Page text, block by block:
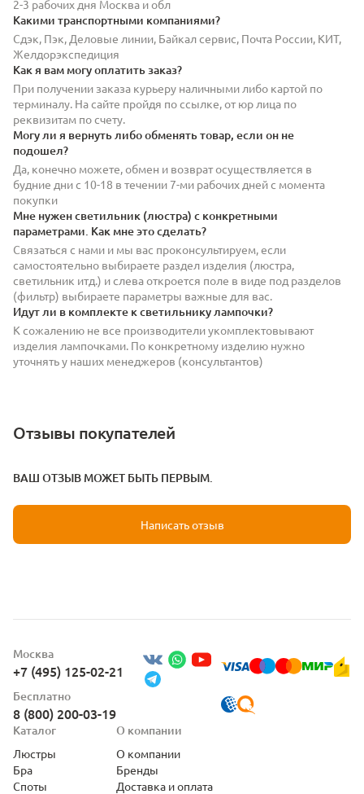
2-3 рабочих дня Москва и обл
Какими транспортными компаниями?
Сдэк, Пэк, Деловые линии, Байкал сервис, Почта России, КИТ,
Желдорэкспедиция
Как я вам могу оплатить заказ?
При получении заказа курьеру наличными либо картой по
терминалу. На сайте пройдя по ссылке, от юр лица по
реквизитам по счету.
Могу ли я вернуть либо обменять товар, если он не
подошел?
Да, конечно можете, обмен и возврат осуществляется в
будние дни с 10-18 в течении 7-ми рабочих дней с момента
покупки
Мне нужен светильник (люстра) с конкретными
параметрами. Как мне это сделать?
Связаться с нами и мы вас проконсультируем, если
самостоятельно выбираете раздел изделия (люстра,
светильник итд.) и слева откроется поле в виде под разделов
(фильтр) выбираете параметры важные для вас.
Идут ли в комплекте к светильнику лампочки?
К сожалению не все производители укомплектовывают
изделия лампочками. По конкретному изделию нужно
уточнять у наших менеджеров (консультантов)
Отзывы покупателей
ВАШ ОТЗЫВ МОЖЕТ БЫТЬ ПЕРВЫМ.
Написать отзыв
Москва
+7 (495) 125-02-21
Бесплатно
8 (800) 200-03-19
Каталог
Люстры
Бра
Споты
О компании
О компании
Бренды
Доставка и оплата